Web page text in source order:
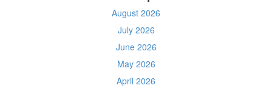
August 2026
July 2026
June 2026
May 2026
April 2026